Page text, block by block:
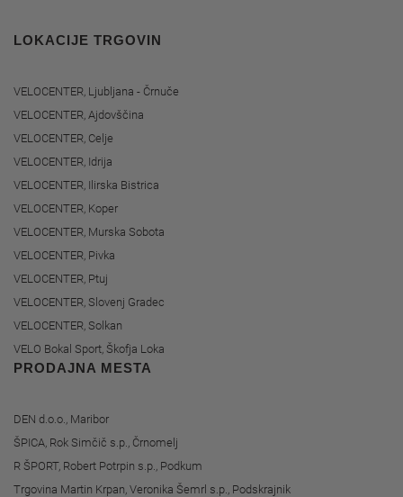
LOKACIJE TRGOVIN
VELOCENTER, Ljubljana - Črnuče
VELOCENTER, Ajdovščina
VELOCENTER, Celje
VELOCENTER, Idrija
VELOCENTER, Ilirska Bistrica
VELOCENTER, Koper
VELOCENTER, Murska Sobota
VELOCENTER, Pivka
VELOCENTER, Ptuj
VELOCENTER, Slovenj Gradec
VELOCENTER, Solkan
VELO Bokal Sport, Škofja Loka
PRODAJNA MESTA
DEN d.o.o., Maribor
ŠPICA, Rok Simčič s.p., Črnomelj
R ŠPORT, Robert Potrpin s.p., Podkum
Trgovina Martin Krpan, Veronika Šemrl s.p., Podskrajnik